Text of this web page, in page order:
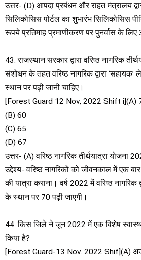
उत्तर- (D) आपदा प्रबंधन और राहत मंत्रालय
सिलिकोसिस पोर्टल का शुभारंभ सिलिकोसिस
रूपये प्रतिमाह प्रमाणीकरण पर पुनर्वास के
43. राजस्थान सरकार द्वारा वरिष्ठ नागरिक
संशोधन के तहत वरिष्ठ नागरिक द्वारा
स्थान पर पढ़ी जानी चाहिए।
[Forest Guard 12 Nov, 2022 Shift i](A)
(B) 60
(C) 65
(D) 67
उत्तर- (A) वरिष्ठ नागरिक तीर्थयात्रा योजना
उद्देश्य- वरिष्ठ नागरिकों को जीवनकाल में एक
की यात्रा कराना। वर्ष 2022 में वरिष्ठ
के स्थान पर 70 पढ़ी जाएगी।
44. किस जिले ने जून 2022 में एक विशेष
किया है?
[Forest Guard-13 Nov. 2022 Shif](A)